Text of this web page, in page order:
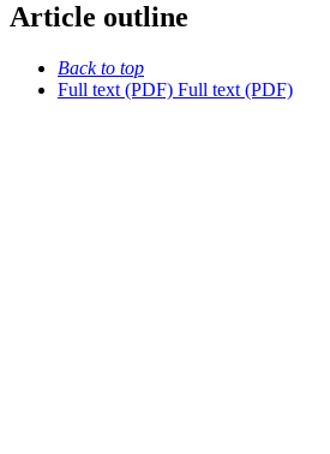
Article outline
Back to top
Full text (PDF) Full text (PDF)